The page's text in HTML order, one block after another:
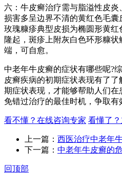
六：牛皮癣治疗需与脂溢性皮
损害多呈边界不清的黄红色毛囊
玫瑰糠疹典型皮损为椭圆形黄
隆起，斑疹上附灰白色环形糠
端，可自愈。
中老年牛皮癣的症状有哪些呢?
皮癣疾病的初期症状表现有了
期症状表现，才能够帮助人们
免错过治疗的最佳时机，争取有
看不懂？在线咨询专家 看懂了
上一篇： 西医治疗中老年
下一篇： 中老年牛皮癣的
回顶部